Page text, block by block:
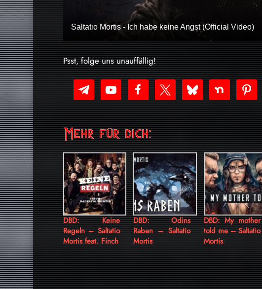
Saltatio Mortis - Ich habe keine Angst (Official Video)
Psst, folge uns unauffällig!
telegramyoutube-
play
facebookx blueskynextdoor
Mehr für dich:
DBD: Keine
Regeln – Saltatio
Mortis feat. Finch
DBD: Odins
Raben – Saltatio
Mortis
DBD: My mother
told me – Saltatio
Mortis